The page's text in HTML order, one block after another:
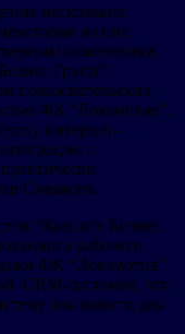
нескольких
из них
изменениям.
Групп”
пользовательских
ФК “Локомотив”.
интернет-
с
Сиваконь.
“Консист Бизнес
рабочего
ФК “Локомотив”
CRM-системой, что
лояльности для